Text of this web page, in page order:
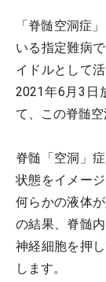
「脊髄空洞症
いる指定難病
イドルとして
2021年6月3日
て、この脊髄
脊髄「空洞」
状態をイメー
何らかの液体
の結果、脊髄
神経細胞を押
します。